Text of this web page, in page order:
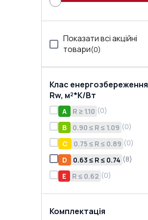
Показати всі акційні
товари(0)
Клас енергозбереження
Rw, м²*K/Вт
A R ≥ 1.10 (0)
B
0.90 ≤ R ≤ 1.09 (0)
C
0.75 ≤ R ≤ 0.89 (0)
D
0.63 ≤ R ≤ 0.74 (8)
E
R ≤ 0.62 (0)
Комплектація